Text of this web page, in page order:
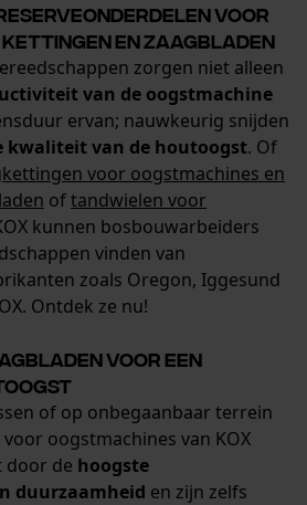
voor
kettingen en zaagbladen
zorgen niet alleen
van de oogstmachine
ervan; nauwkeurig snijden
kwaliteit van de houtoogst. Of
voor oogstmachines en
oftandwielen voor
kunnen bosbouwarbeiders
vinden van
zoals Oregon, Iggesund
Ontdek ze nu!
voor een
of op onbegaanbaar terrein
oogstmachines van KOX
door de hoogste
duurzaamheid en zijn zelfs